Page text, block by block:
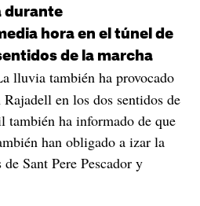
durante
hora en el túnel de
de la marcha
lluvia también ha provocado
en los dos sentidos de
ha informado de que
han obligado a izar la
Sant Pere Pescador y